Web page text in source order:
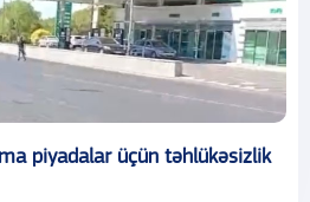
piyadalar üçün təhlükəsizlik